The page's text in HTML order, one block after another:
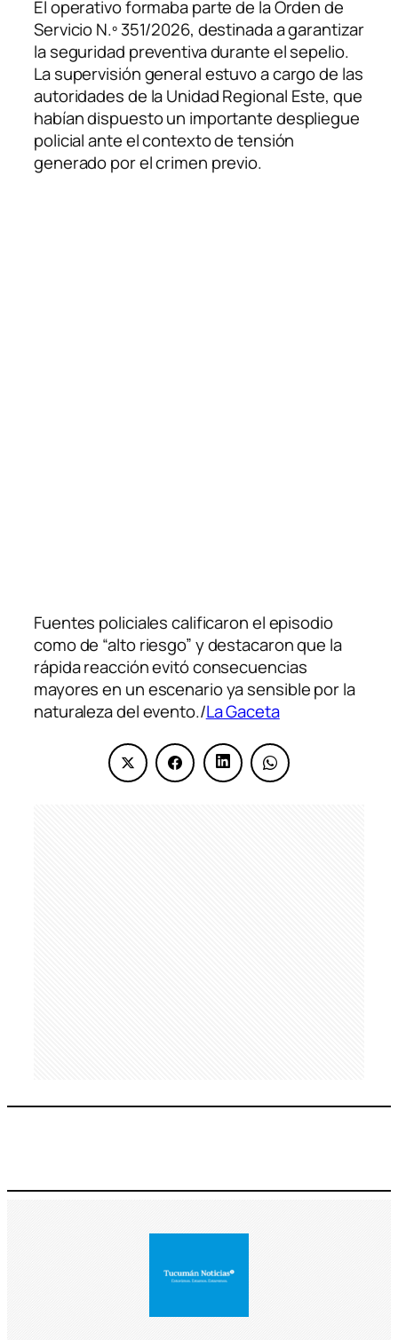
El operativo formaba parte de la Orden de
Servicio N.º 351/2026, destinada a garantizar
la seguridad preventiva durante el sepelio.
La supervisión general estuvo a cargo de las
autoridades de la Unidad Regional Este, que
habían dispuesto un importante despliegue
policial ante el contexto de tensión
generado por el crimen previo.
Fuentes policiales calificaron el episodio
como de “alto riesgo” y destacaron que la
rápida reacción evitó consecuencias
mayores en un escenario ya sensible por la
naturaleza del evento./La Gaceta